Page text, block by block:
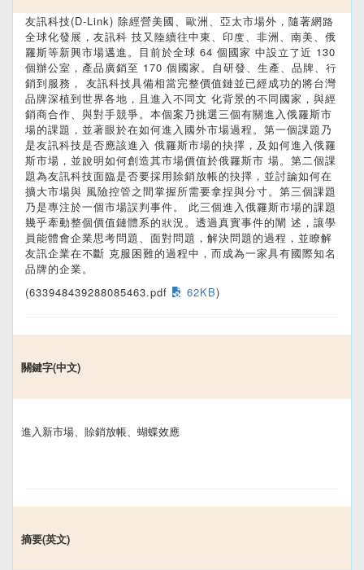
友訊科技(D-Link) 除經營美國、歐洲、亞太市場外，隨著網路
全球化發展，友訊科 技又陸續往中東、印度、非洲、南美、俄
羅斯等新興市場邁進。目前於全球 64 個國家 中設立了近 130
個辦公室，產品廣銷至 170 個國家。自研發、生產、品牌、行
銷到服務， 友訊科技具備相當完整價值鏈並已經成功的將台灣
品牌深植到世界各地，且進入不同文 化背景的不同國家，與經
銷商合作、與對手競爭。本個案乃挑選三個有關進入俄羅斯市
場的課題，並著眼於在如何進入國外市場過程。第一個課題乃
是友訊科技是否應該進入 俄羅斯市場的抉擇，及如何進入俄羅
斯市場，並說明如何創造其市場價值於俄羅斯市 場。第二個課
題為友訊科技面臨是否要採用賒銷放帳的抉擇，並討論如何在
擴大市場與 風險控管之間掌握所需要拿捏與分寸。第三個課題
乃是專注於一個市場誤判事件。 此三個進入俄羅斯市場的課題
幾乎牽動整個價值鏈體系的狀況。透過真實事件的闡 述，讓學
員能體會企業思考問題、面對問題，解決問題的過程，並瞭解
友訊企業在不斷 克服困難的過程中，而成為一家具有國際知名
品牌的企業。
(633948439288085463.pdf
62KB)
關鍵字(中文)
進入新市場、賒銷放帳、蝴蝶效應
摘要(英文)